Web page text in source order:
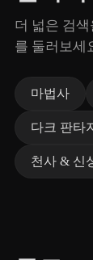
더 넓은 검
를 둘러보세
마법사
다크 판타지
천사 & 신